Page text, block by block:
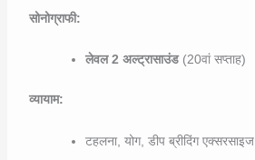
सोनोग्राफी:
लेवल 2 अल्ट्रासाउंड(20वां सप्ताह)
व्यायाम:
टहलना, योग, डीप ब्रीदिंग एक्सरसाइज